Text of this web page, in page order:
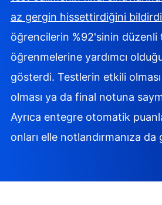
az gergin hissettirdiğini bildirdi
öğrencilerin %92'sinin düzenli
öğrenmelerine yardımcı
gösterdi. Testlerin etkili
olması ya da final notuna
Ayrıca entegre otomatik
onları elle notlandırmanıza